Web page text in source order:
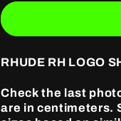
RHUDE RH LOGO
Check the last
are in centimeters.